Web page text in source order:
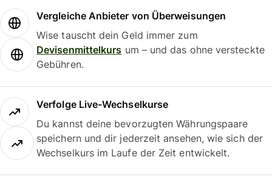
Vergleiche Anbieter von Überweisungen
Wise tauscht dein Geld immer zum
Devisenmittelkurs um – und das ohne versteckte
Gebühren.
Verfolge Live-Wechselkurse
Du kannst deine bevorzugten Währungspaare
speichern und dir jederzeit ansehen, wie sich der
Wechselkurs im Laufe der Zeit entwickelt.